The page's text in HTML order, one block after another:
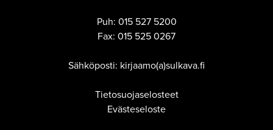
Puh: 015 527 5200
Fax: 015 525 0267
Sähköposti: kirjaamo(a)sulkava.fi
Tietosuojaselosteet
Evästeseloste